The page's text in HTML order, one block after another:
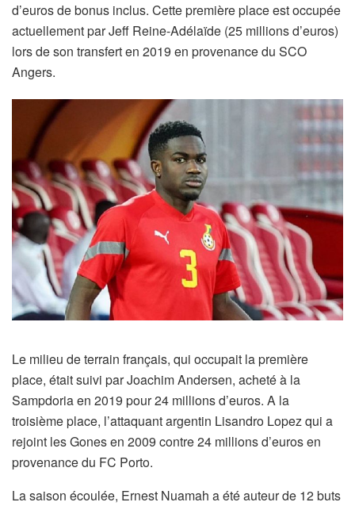
d’euros de bonus inclus. Cette première place est occupée
actuellement par Jeff Reine-Adélaïde (25 millions d’euros)
lors de son transfert en 2019 en provenance du SCO
Angers.
Le milieu de terrain français, qui occupait la première
place, était suivi par Joachim Andersen, acheté à la
Sampdoria en 2019 pour 24 millions d’euros. A la
troisième place, l’attaquant argentin Lisandro Lopez qui a
rejoint les Gones en 2009 contre 24 millions d’euros en
provenance du FC Porto.
La saison écoulée, Ernest Nuamah a été auteur de 12 buts